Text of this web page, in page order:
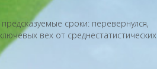
сроки: перевернулся,
вех от среднестатистических